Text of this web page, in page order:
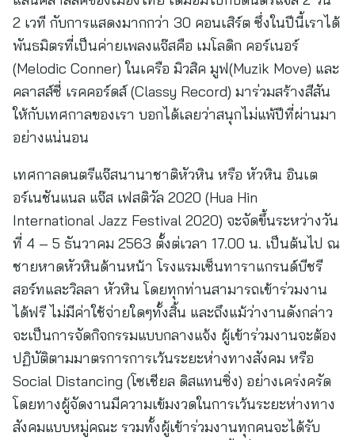
2 เวที กับการแสดงมากกว่า 30 คอนเสิร์ต ซึ่งในปีนี้เราได้
พันธมิตรที่เป็นค่ายเพลงแจ๊สคือ เมโลดิก คอร์เนอร์
(Melodic Conner) ในเครือ มิวสิค มูฟ(Muzik Move) และ
คลาสส์ซี่ เรคคอร์ดส์ (Classy Record) มาร่วมสร้างสีสัน
ให้กับเทศกาลของเรา บอกได้เลยว่าสนุกไม่แพ้ปีที่ผ่านมา
อย่างแน่นอน
เทศกาลดนตรีแจ๊สนานาชาติหัวหิน หรือ หัวหิน อินเต
อร์เนชันแนล แจ๊ส เฟสติวัล 2020 (Hua Hin
International Jazz Festival 2020) จะจัดขึ้นระหว่างวัน
ที่ 4 – 5 ธันวาคม 2563 ตั้งต่เวลา 17.00 น. เป็นต้นไป ณ
ชายหาดหัวหินด้านหน้า โรงแรมเซ็นทาราแกรนด์บีชรี
สอร์ทและวิลลา หัวหิน โดยทุกท่านสามารถเข้าร่วมงาน
ได้ฟรี ไม่มีค่าใช้จ่ายใดๆทั้งสิ้น และถึงแม้ว่างานดังกล่าว
จะเป็นการจัดกิจกรรมแบบกลางแจ้ง ผู้เข้าร่วมงานจะต้อง
ปฏิบัติตามมาตรการการเว้นระยะห่างทางสังคม หรือ
Social Distancing (โซเชียล ดิสแทนซิ่ง) อย่างเคร่งครัด
โดยทางผู้จัดงานมีความเข้มงวดในการเว้นระยะห่างทาง
สังคมแบบหมู่คณะ รวมทั้งผู้เข้าร่วมงานทุกคนจะได้รับ